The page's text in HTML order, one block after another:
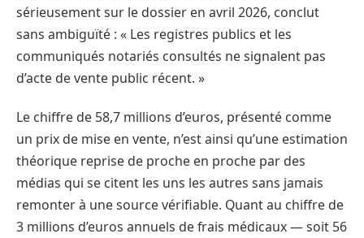
sérieusement sur le dossier en avril 2026, conclut
sans ambiguïté : « Les registres publics et les
communiqués notariés consultés ne signalent pas
d’acte de vente public récent. »
Le chiffre de 58,7 millions d’euros, présenté comme
un prix de mise en vente, n’est ainsi qu’une estimation
théorique reprise de proche en proche par des
médias qui se citent les uns les autres sans jamais
remonter à une source vérifiable. Quant au chiffre de
3 millions d’euros annuels de frais médicaux — soit 56